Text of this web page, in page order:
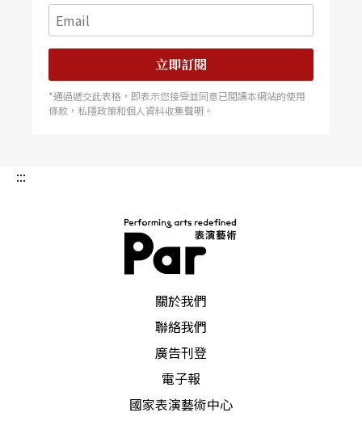
立即訂閱
*通過遞交此表格，即表示您接受並同意已閱讀本網站的使用
條款，私隱政策和個人資料收集聲明。
:::
關於我們
聯絡我們
廣告刊登
電子報
國家表演藝術中心